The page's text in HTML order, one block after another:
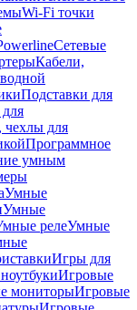
Wi-Fi точки
Сетевые
Кабели,
Подставки для
для
Программное
умным
Умные
Умные
релеУмные
Игры для
Игровые
мониторыИгровые